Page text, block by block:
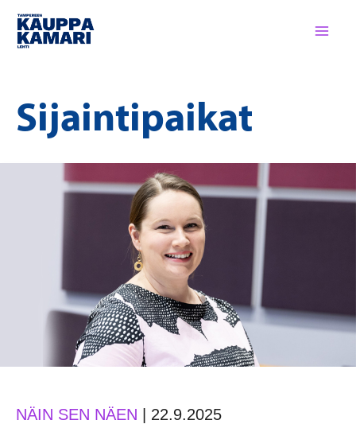
Siirry
sisältöön
Sijaintipaikat
NÄIN SEN NÄEN 22.9.2025